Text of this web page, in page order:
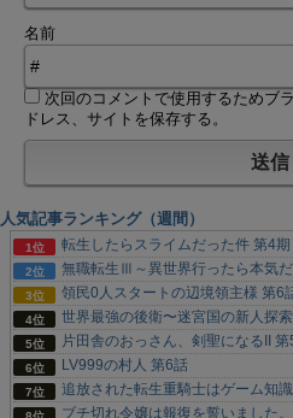
名前
次回のコメントで使用するためブ
ドレス、サイトを保存する。
人気記事ランキング（週間）
転生したらスライムだった件 第4期
無職転生Ⅲ～異世界行ったら本気
領民0人スタートの辺境領主様 第6
世界最強の後衛〜迷宮国の新人探
片田舎のおっさん、剣聖になるII 第
LV999の村人 第6話
追放された転生重騎士はゲーム知
ブチ切れ令嬢は報復を誓いました